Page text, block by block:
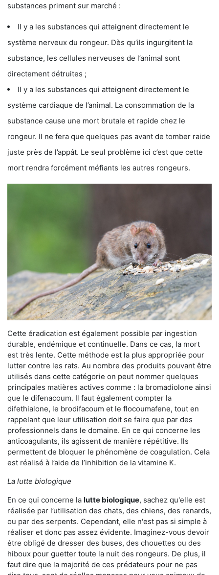
substances priment sur marché :
Il y a les substances qui atteignent directement le
système nerveux du rongeur. Dès qu’ils ingurgitent la
substance, les cellules nerveuses de l’animal sont
directement détruites ;
Il y a les substances qui atteignent directement le
système cardiaque de l’animal. La consommation de la
substance cause une mort brutale et rapide chez le
rongeur. Il ne fera que quelques pas avant de tomber raide
juste près de l’appât. Le seul problème ici c’est que cette
mort rendra forcément méfiants les autres rongeurs.
Cette éradication est également possible par ingestion
durable, endémique et continuelle. Dans ce cas, la mort
est très lente. Cette méthode est la plus appropriée pour
lutter contre les rats. Au nombre des produits pouvant être
utilisés dans cette catégorie on peut nommer quelques
principales matières actives comme : la bromadiolone ainsi
que le difenacoum. Il faut également compter la
difethialone, le brodifacoum et le flocoumafene, tout en
rappelant que leur utilisation doit se faire que par des
professionnels dans le domaine. En ce qui concerne les
anticoagulants, ils agissent de manière répétitive. Ils
permettent de bloquer le phénomène de coagulation. Cela
est réalisé à l’aide de l’inhibition de la vitamine K.
La lutte biologique
En ce qui concerne la lutte biologique, sachez qu'elle est
réalisée par l’utilisation des chats, des chiens, des renards,
ou par des serpents. Cependant, elle n'est pas si simple à
réaliser et donc pas assez évidente. Imaginez-vous devoir
être obligé de dresser des buses, des chouettes ou des
hiboux pour guetter toute la nuit des rongeurs. De plus, il
faut dire que la majorité de ces prédateurs pour ne pas